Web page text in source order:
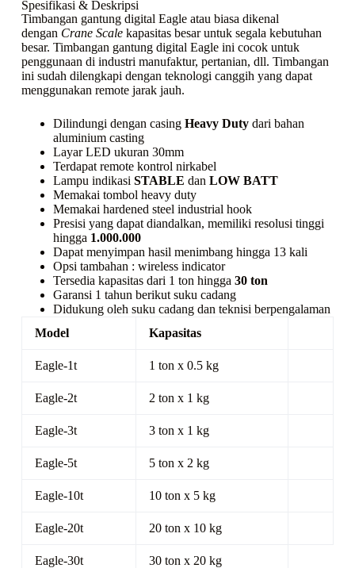
Spesifikasi & Deskripsi
Timbangan gantung digital Eagle atau biasa dikenal
dengan Crane Scalekapasitas besar untuk segala kebutuhan
besar. Timbangan gantung digital Eagle ini cocok untuk
penggunaan di industri manufaktur, pertanian, dll. Timbangan
ini sudah dilengkapi dengan teknologi canggih yang dapat
menggunakan remote jarak jauh.
Dilindungi dengan casing Heavy Dutydari bahan
aluminium casting
Layar LED ukuran 30mm
Terdapat remote kontrol nirkabel
Lampu indikasi STABLE dan LOW BATT
Memakai tombol heavy duty
Memakai hardened steel industrial hook
Presisi yang dapat diandalkan, memiliki resolusi tinggi
hingga 1.000.000
Dapat menyimpan hasil menimbang hingga 13 kali
Opsi tambahan : wireless indicator
Tersedia kapasitas dari 1 ton hingga 30 ton
Garansi 1 tahun berikut suku cadang
Didukung oleh suku cadang dan teknisi berpengalaman
Model
Kapasitas
Eagle-1t 1 ton x 0.5 kg
Eagle-2t 2 ton x 1 kg
Eagle-3t 3 ton x 1 kg
Eagle-5t 5 ton x 2 kg
Eagle-10t 10 ton x 5 kg
Eagle-20t 20 ton x 10 kg
Eagle-30t
30 ton x 20 kg